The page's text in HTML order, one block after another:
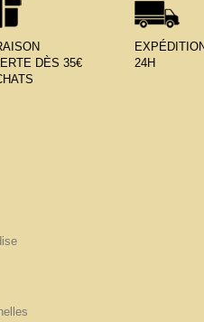
DÈS 35€
24H